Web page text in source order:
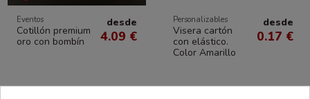
Eventos
Cotillón premium
oro con bombín
desde
4.09 €
Personalizables
Visera cartón
con elástico.
Color Amarillo
desde
0.17 €